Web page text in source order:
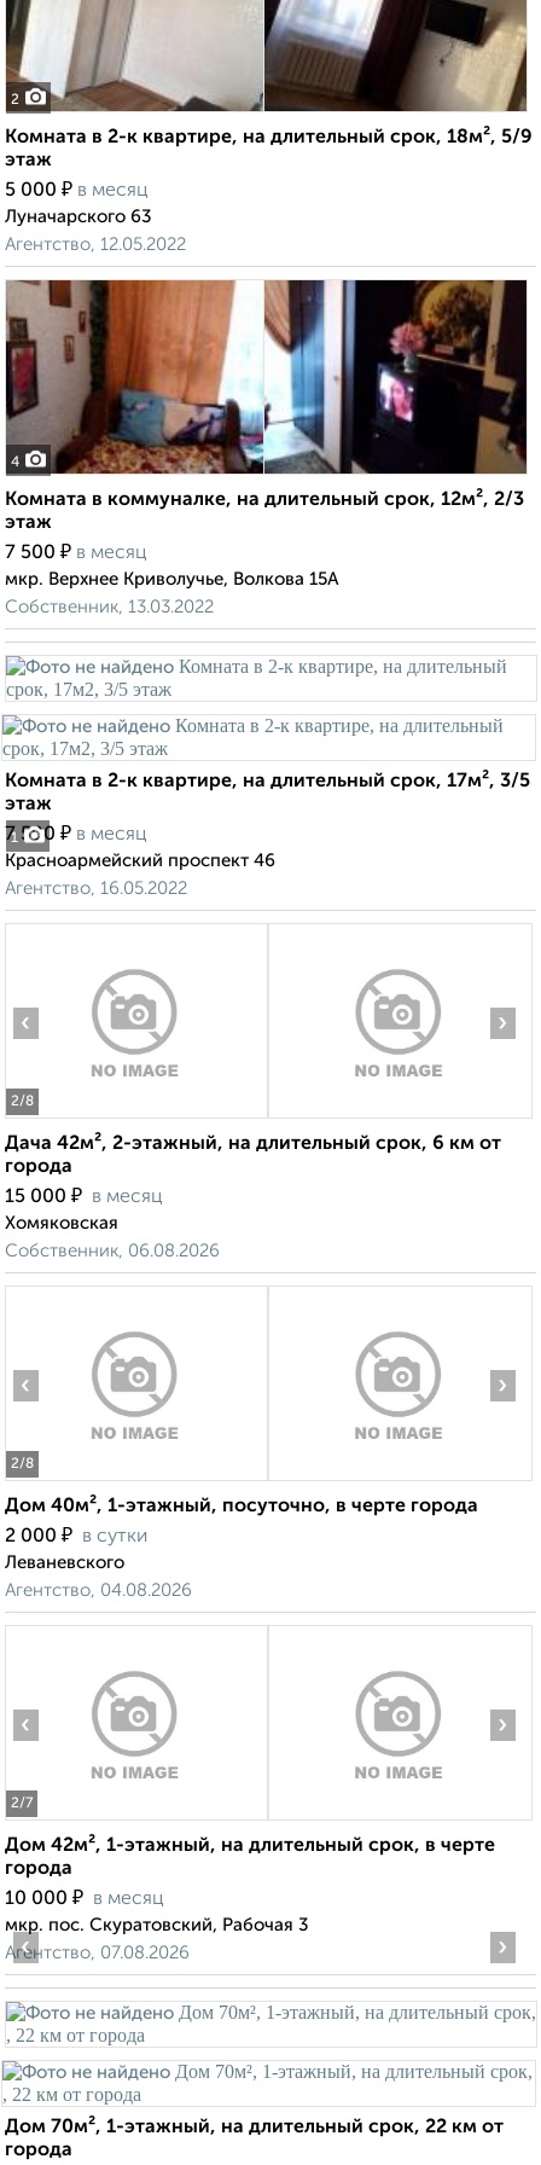
2
Комната в 2-к квартире, на длительный срок, 18м², 5/9
этаж
5 000 ₽ в месяц
Луначарского 63
Агентство, 12.05.2022
4
Комната в коммуналке, на длительный срок, 12м², 2/3
этаж
7 500 ₽ в месяц
мкр. Верхнее Криволучье, Волкова 15А
Собственник, 13.03.2022
1
Комната в 2-к квартире, на длительный срок, 17м², 3/5
этаж
7 500 ₽ в месяц
Красноармейский проспект 46
Агентство, 16.05.2022
2/8
‹ ›
Дача 42м², 2-этажный, на длительный срок, 6 км от
города
15 000 ₽ в месяц
Хомяковская
Собственник, 06.08.2026
2/8
‹ ›
Дом 40м², 1-этажный, посуточно, в черте города
2 000 ₽ в сутки
Леваневского
Агентство, 04.08.2026
2/7
‹ ›
Дом 42м², 1-этажный, на длительный срок, в черте
города
10 000 ₽ в месяц
мкр. пос. Скуратовский, Рабочая 3
Агентство, 07.08.2026
‹ ›
Дом 70м², 1-этажный, на длительный срок, 22 км от
города